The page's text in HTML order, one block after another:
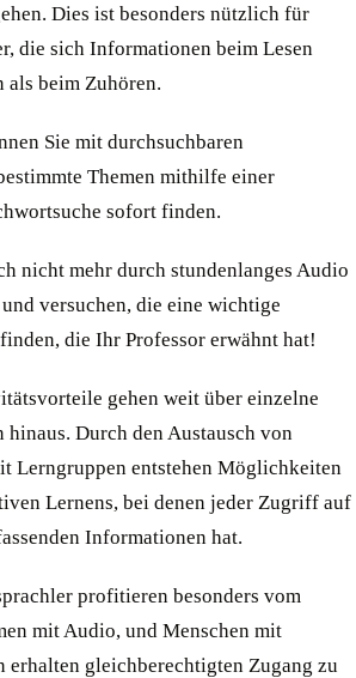
Dies ist besonders nützlich für
die sich Informationen beim Lesen
als beim Zuhören.
Sie mit durchsuchbaren
Themen mithilfe einer
sofort finden.
nicht mehr durch stundenlanges Audio
versuchen, die eine wichtige
die Ihr Professor erwähnt hat!
gehen weit über einzelne
hinaus. Durch den Austausch von
Lerngruppen entstehen Möglichkeiten
Lernens, bei denen jeder Zugriff auf
Informationen hat.
profitieren besonders vom
mit Audio, und Menschen mit
erhalten gleichberechtigten Zugang zu